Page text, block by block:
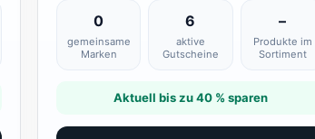
0
gemeinsame
Marken
6
aktive
Gutscheine
–
Produkte im
Sortiment
Aktuell bis zu 40 % sparen